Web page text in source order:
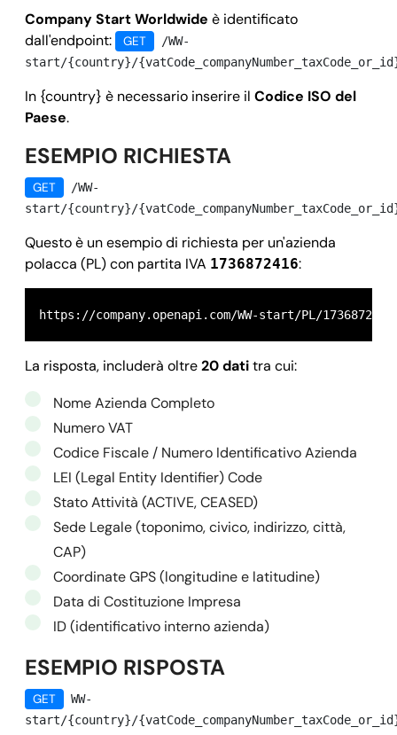
Company StartWorldwide è identificato
dall'endpoint:
GET
/WW-
start/{country}/
In {country} è necessario inserire il Codice ISO del
Paese.
ESEMPIO RICHIESTA
GET
/WW-
start/{country}/
Questo è un esempio di richiesta per un'azienda
polacca (PL) con partita IVA 1736872416:
https://company.openapi.com/WW-start/PL/1736872416
La risposta, includerà oltre20 datitra cui:
Nome Azienda Completo
Numero VAT
Codice Fiscale / Numero Identificativo Azienda
LEI (Legal Entity Identifier) Code
Stato Attività (ACTIVE, CEASED)
Sede Legale (toponimo, civico, indirizzo, città,
CAP)
Coordinate GPS (longitudine e latitudine)
Data di Costituzione Impresa
ID (identificativo interno azienda)
ESEMPIO RISPOSTA
GET
WW-
start/{country}/